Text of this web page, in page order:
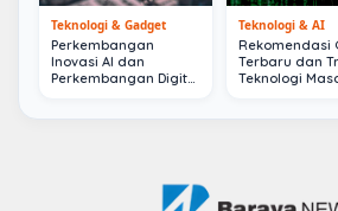
Teknologi & Gadget
Perkembangan
Inovasi AI dan
Perkembangan Digital
Teknologi & AI
Rekomendasi
Terbaru dan
Teknologi